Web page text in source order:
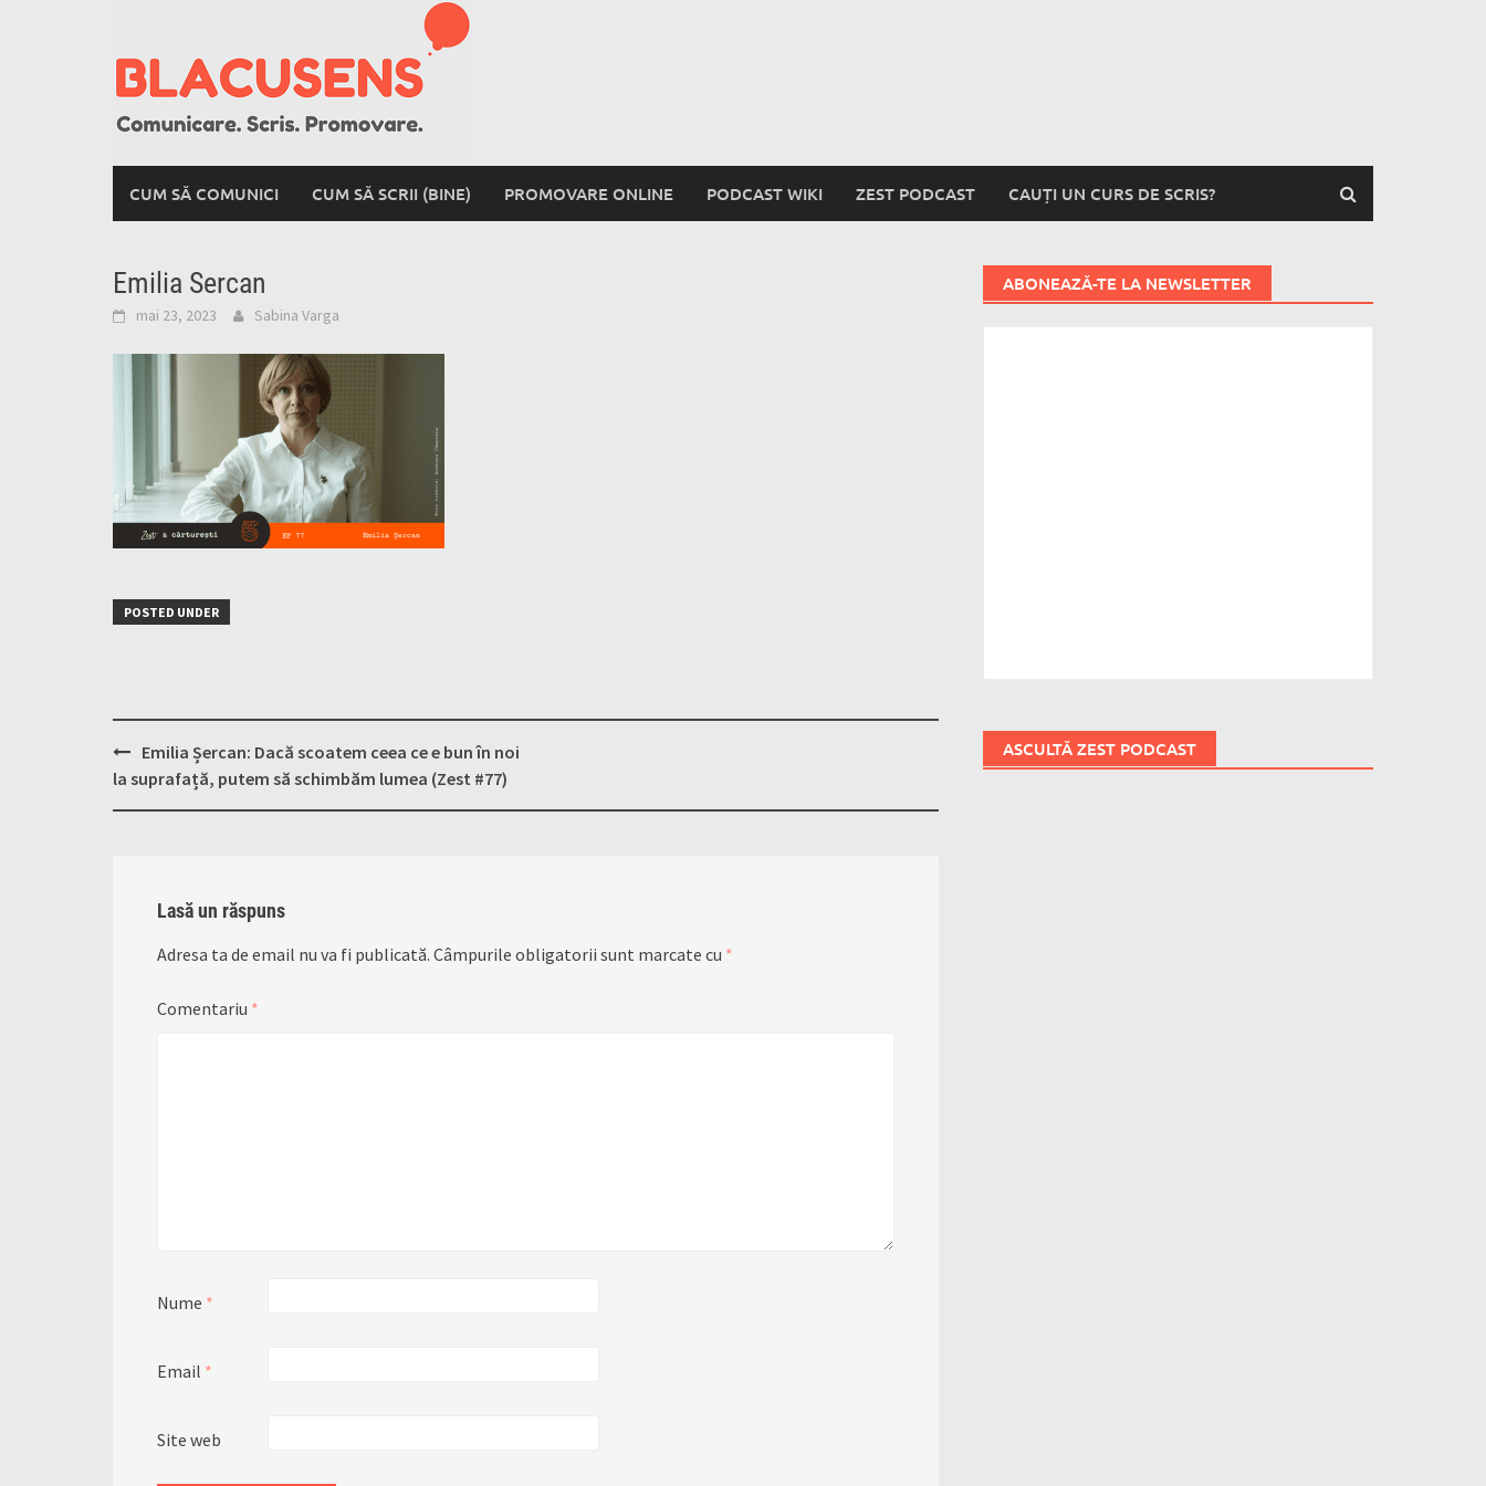
CUM SĂ COMUNICI CUM SĂ SCRII (BINE) PROMOVARE ONLINE PODCAST WIKI ZEST PODCAST CAUȚI UN CURS DE SCRIS?
Emilia Sercan
mai 23, 2023 Sabina Varga
POSTED UNDER
Post
navigation
Emilia Șercan: Dacă scoatem ceea ce e bun în noi
la suprafață, putem să schimbăm lumea (Zest #77)
Lasă un răspuns
Adresa ta de email nu va fi publicată. Câmpurile obligatorii sunt marcate cu *
Comentariu *
Nume *
Email *
Site web
ABONEAZĂ-TE LA NEWSLETTER
ASCULTĂ ZEST PODCAST